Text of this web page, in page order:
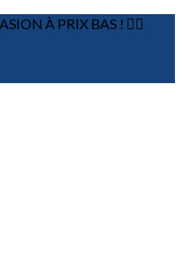
À PRIX BAS ! 👉🏼